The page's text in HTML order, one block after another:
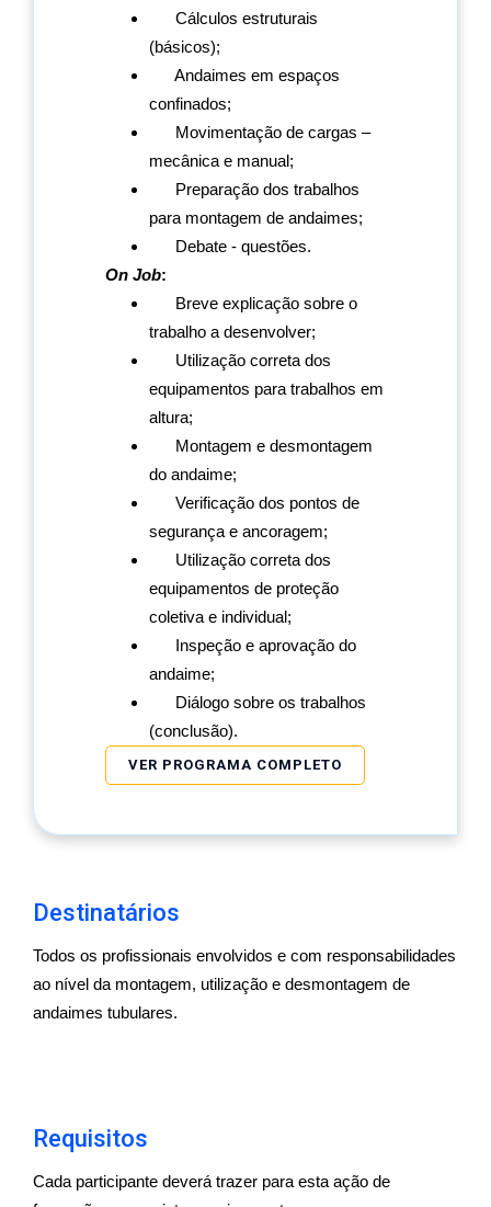
Cálculos estruturais
(básicos);
Andaimes em espaços
confinados;
Movimentação de cargas –
mecânica e manual;
Preparação dos trabalhos
para montagem de andaimes;
Debate - questões.
On Job:
Breve explicação sobre o
trabalho a desenvolver;
Utilização correta dos
equipamentos para trabalhos em
altura;
Montagem e desmontagem
do andaime;
Verificação dos pontos de
segurança e ancoragem;
Utilização correta dos
equipamentos de proteção
coletiva e individual;
Inspeção e aprovação do
andaime;
Diálogo sobre os trabalhos
(conclusão).
VER PROGRAMA COMPLETO
Destinatários
Todos os profissionais envolvidos e com responsabilidades
ao nível da montagem, utilização e desmontagem de
andaimes tubulares.
Requisitos
Cada participante deverá trazer para esta ação de